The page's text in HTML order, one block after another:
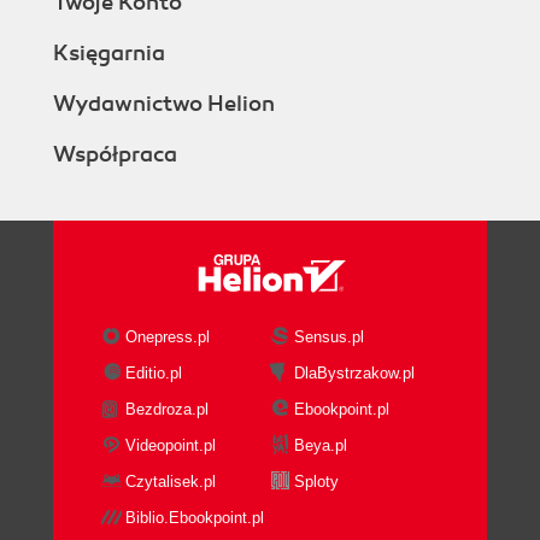
Księgarnia
Wydawnictwo Helion
Współpraca
Onepress.pl
Sensus.pl
Editio.pl
DlaBystrzakow.pl
Bezdroza.pl
Ebookpoint.pl
Videopoint.pl
Beya.pl
Czytalisek.pl
Sploty
Biblio.Ebookpoint.pl